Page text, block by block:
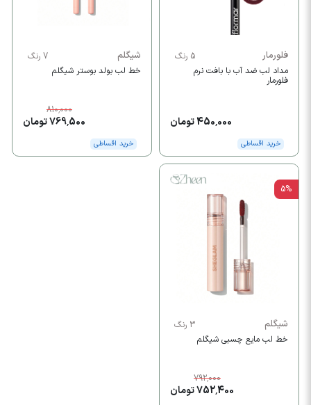
فلورمار
5 رنگ
مداد لب ضد آب با بافت نرم
فلورمار
450,000 تومان
خرید اقساطی
شیگلم
7 رنگ
خط لب بولد بوستر شیگلم
810,000
769,500 تومان
خرید اقساطی
5%
شیگلم
3 رنگ
خط لب مایع چسبی شیگلم
792,000
752,400 تومان